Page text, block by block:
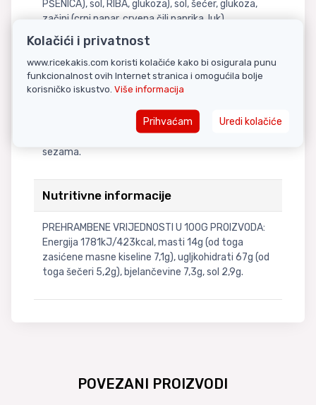
PŠENICA), sol, RIBA, glukoza), sol, šećer, glukoza,
začini (crni papar, crvena čili paprika, luk),
pojačivači okusa: E511, E627, E631, E508, morske
alge, začinsko ulje (ulje kanole, RIBA, hidrolizirani
biljni protein (PŠENICA, SOJA)). Riblje biljne
pahuljice 8%: pečeni RIBLJI kolač (PŠENIČNO
brašno, RIBA, palmino ulje, SIPA), sušeni RIBLJI
kolač (RIBA, krumpirov škrob, PŠENIČNI škrob),
mrkva, zeleni luk, morske alge. Može sadržavati
ječam, jaja, kikiriki, mlijeko, celer, senf i sjemenke
sezama.
Nutritivne informacije
PREHRAMBENE VRIJEDNOSTI U 100G PROIZVODA:
Energija 1781kJ/423kcal, masti 14g (od toga
zasićene masne kiseline 7,1g), ugljkohidrati 67g (od
toga šečeri 5,2g), bjelančevine 7,3g, sol 2,9g.
POVEZANI PROIZVODI
Kolačići i privatnost
www.ricekakis.com koristi kolačiće kako bi osigurala punu
funkcionalnost ovih Internet stranica i omogućila bolje
korisničko iskustvo. Više informacija
Prihvaćam Uredi kolačiće